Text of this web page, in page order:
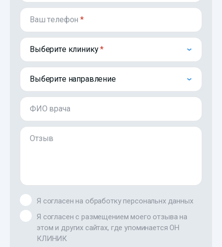
Ваш телефон*
Выберите клинику
Выберите направление
ФИО врача
Отзыв
Я согласен на обработку персональнх данных
Я согласен с размещением моего отзыва на
этом и других сайтах, где упоминается ОН
КЛИНИК